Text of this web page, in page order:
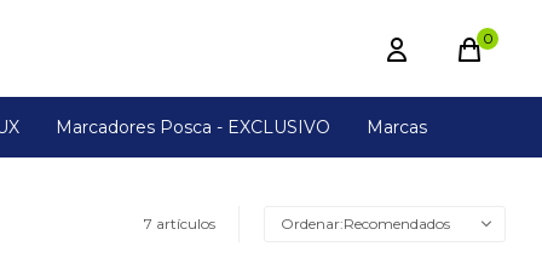
Marcadores Posca - EXCLUSIVO Marcas
0
7 artículos Recomendados